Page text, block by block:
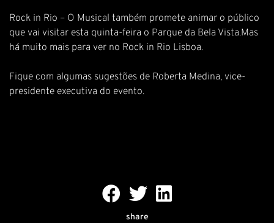
Rock in Rio – O Musical também promete animar o público
que vai visitar esta quinta-feira o Parque da Bela Vista.Mas
há muito mais para ver no Rock in Rio Lisboa.
Fique com algumas sugestões de Roberta Medina, vice-
presidente executiva do evento.
share